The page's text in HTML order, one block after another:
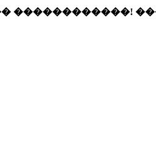
������������!